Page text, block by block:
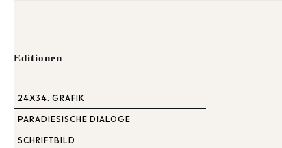
Editionen
24X34. GRAFIK
PARADIESISCHE DIALOGE
SCHRIFTBILD